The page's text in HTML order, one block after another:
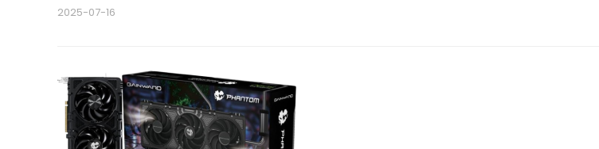
2025-07-16